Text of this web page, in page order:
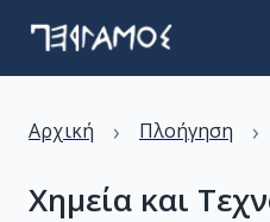
Αρχική › Πλοήγηση ›
Χημεία και